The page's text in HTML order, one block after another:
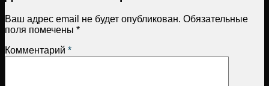
Ваш адрес email не будет опубликован. Обязательные
поля помечены *
Комментарий *